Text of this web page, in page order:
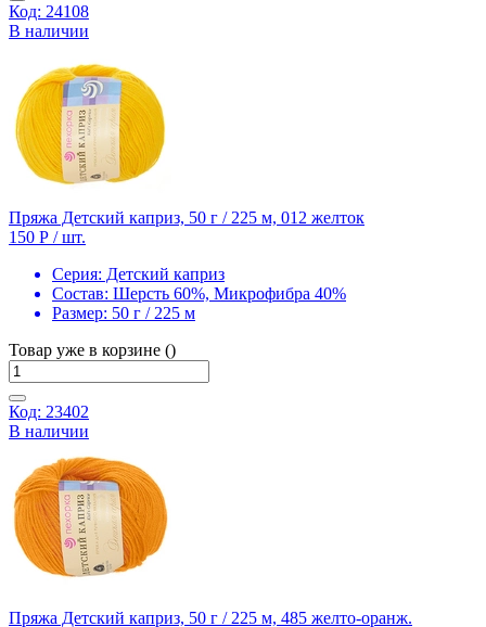
Код: 24108
В наличии
Пряжа Детский каприз, 50 г / 225 м, 012 желток
150 Р / шт.
Серия: Детский каприз
Состав: Шерсть 60%, Микрофибра 40%
Размер: 50 г / 225 м
Товар уже в корзине ()
Код: 23402
В наличии
Пряжа Детский каприз, 50 г / 225 м, 485 желто-оранж.